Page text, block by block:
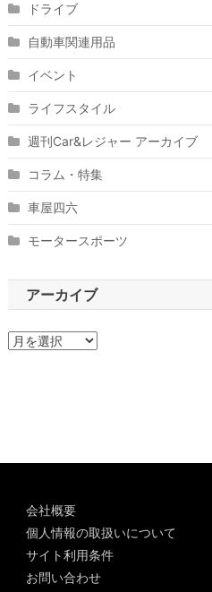
ドライブ
自動車関連用品
イベント
ライフスタイル
週刊Car&レジャー アーカイブ
コラム・特集
車屋四六
モータースポーツ
アーカイブ
ア
会社概要
個人情報の取扱いについて
サイト利用条件
お問い合わせ